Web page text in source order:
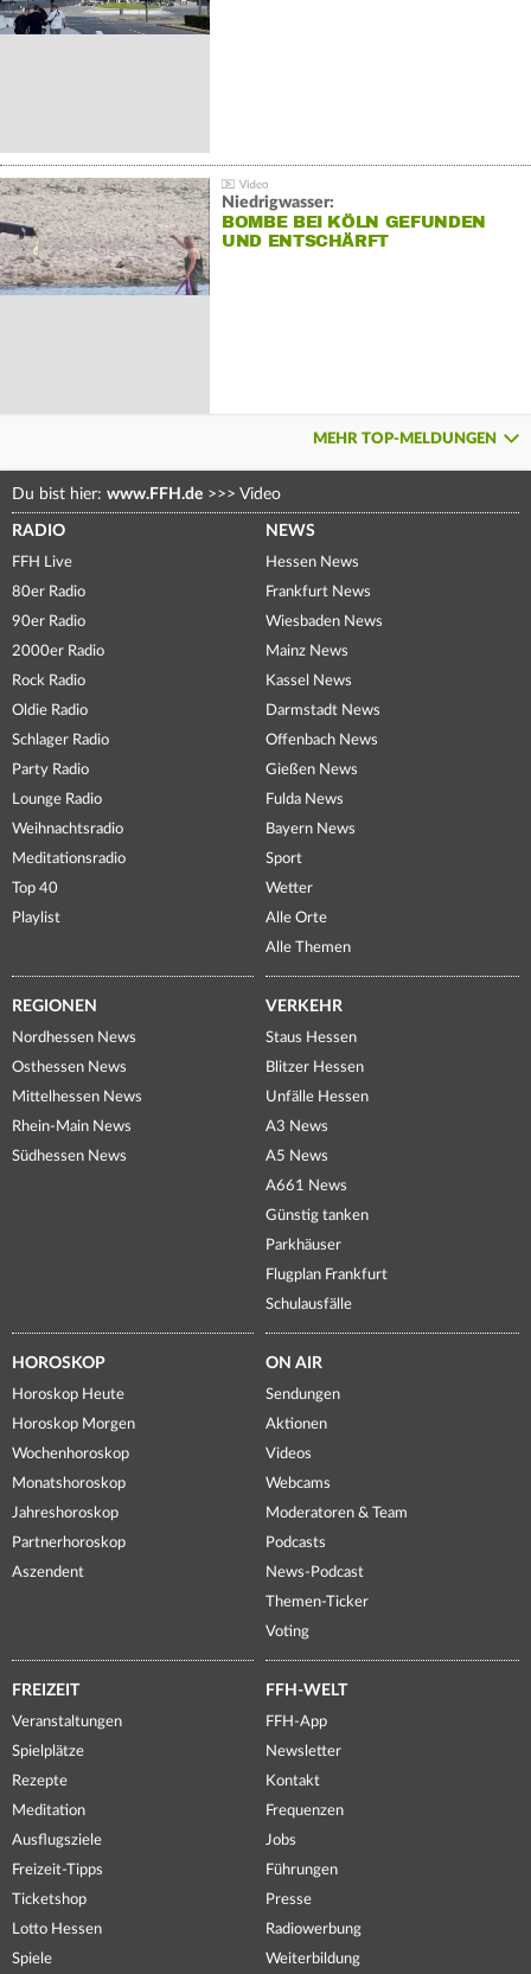
Niedrigwasser:
BOMBE BEI KÖLN GEFUNDEN
UND ENTSCHÄRFT
MEHR TOP-MELDUNGEN
Du bist hier: www.FFH.de >>> Video
RADIO
FFH Live
80er Radio
90er Radio
2000er Radio
Rock Radio
Oldie Radio
Schlager Radio
Party Radio
Lounge Radio
Weihnachtsradio
Meditationsradio
Top 40
Playlist
NEWS
Hessen News
Frankfurt News
Wiesbaden News
Mainz News
Kassel News
Darmstadt News
Offenbach News
Gießen News
Fulda News
Bayern News
Sport
Wetter
Alle Orte
Alle Themen
REGIONEN
Nordhessen News
Osthessen News
Mittelhessen News
Rhein-Main News
Südhessen News
VERKEHR
Staus Hessen
Blitzer Hessen
Unfälle Hessen
A3 News
A5 News
A661 News
Günstig tanken
Parkhäuser
Flugplan Frankfurt
Schulausfälle
HOROSKOP
Horoskop Heute
Horoskop Morgen
Wochenhoroskop
Monatshoroskop
Jahreshoroskop
Partnerhoroskop
Aszendent
ON AIR
Sendungen
Aktionen
Videos
Webcams
Moderatoren & Team
Podcasts
News-Podcast
Themen-Ticker
Voting
FREIZEIT
Veranstaltungen
Spielplätze
Rezepte
Meditation
Ausflugsziele
Freizeit-Tipps
Ticketshop
Lotto Hessen
Spiele
FFH-WELT
FFH-App
Newsletter
Kontakt
Frequenzen
Jobs
Führungen
Presse
Radiowerbung
Weiterbildung